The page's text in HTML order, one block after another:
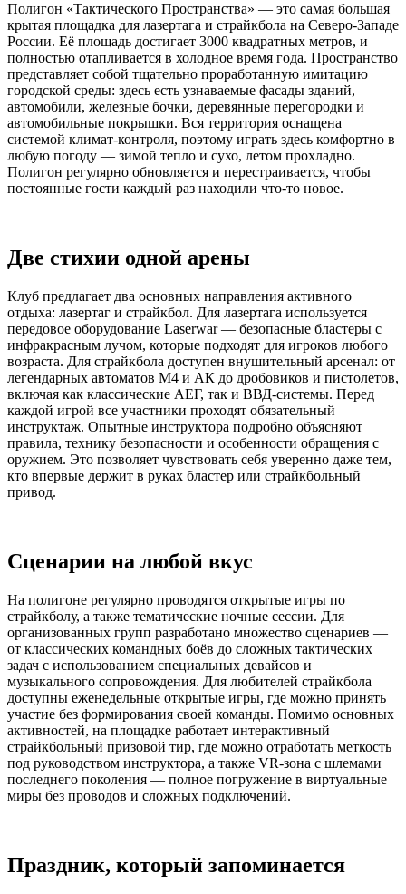
Полигон «Тактического Пространства» — это самая большая
крытая площадка для лазертага и страйкбола на Северо-Западе
России. Её площадь достигает 3000 квадратных метров, и
полностью отапливается в холодное время года. Пространство
представляет собой тщательно проработанную имитацию
городской среды: здесь есть узнаваемые фасады зданий,
автомобили, железные бочки, деревянные перегородки и
автомобильные покрышки. Вся территория оснащена
системой климат-контроля, поэтому играть здесь комфортно в
любую погоду — зимой тепло и сухо, летом прохладно.
Полигон регулярно обновляется и перестраивается, чтобы
постоянные гости каждый раз находили что-то новое.
Две стихии одной арены
Клуб предлагает два основных направления активного
отдыха: лазертаг и страйкбол. Для лазертага используется
передовое оборудование Laserwar — безопасные бластеры с
инфракрасным лучом, которые подходят для игроков любого
возраста. Для страйкбола доступен внушительный арсенал: от
легендарных автоматов М4 и АК до дробовиков и пистолетов,
включая как классические АЕГ, так и ВВД-системы. Перед
каждой игрой все участники проходят обязательный
инструктаж. Опытные инструктора подробно объясняют
правила, технику безопасности и особенности обращения с
оружием. Это позволяет чувствовать себя уверенно даже тем,
кто впервые держит в руках бластер или страйкбольный
привод.
Сценарии на любой вкус
На полигоне регулярно проводятся открытые игры по
страйкболу, а также тематические ночные сессии. Для
организованных групп разработано множество сценариев —
от классических командных боёв до сложных тактических
задач с использованием специальных девайсов и
музыкального сопровождения. Для любителей страйкбола
доступны еженедельные открытые игры, где можно принять
участие без формирования своей команды. Помимо основных
активностей, на площадке работает интерактивный
страйкбольный призовой тир, где можно отработать меткость
под руководством инструктора, а также VR-зона с шлемами
последнего поколения — полное погружение в виртуальные
миры без проводов и сложных подключений.
Праздник, который запоминается